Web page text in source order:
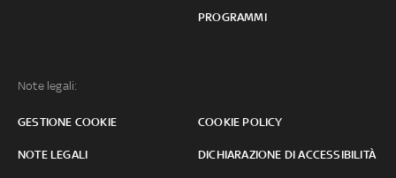
PROGRAMMI
Note legali:
GESTIONE COOKIE COOKIE POLICY
NOTE LEGALI DICHIARAZIONE DI ACCESSIBILITÀ